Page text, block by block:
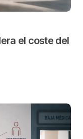
el coste del